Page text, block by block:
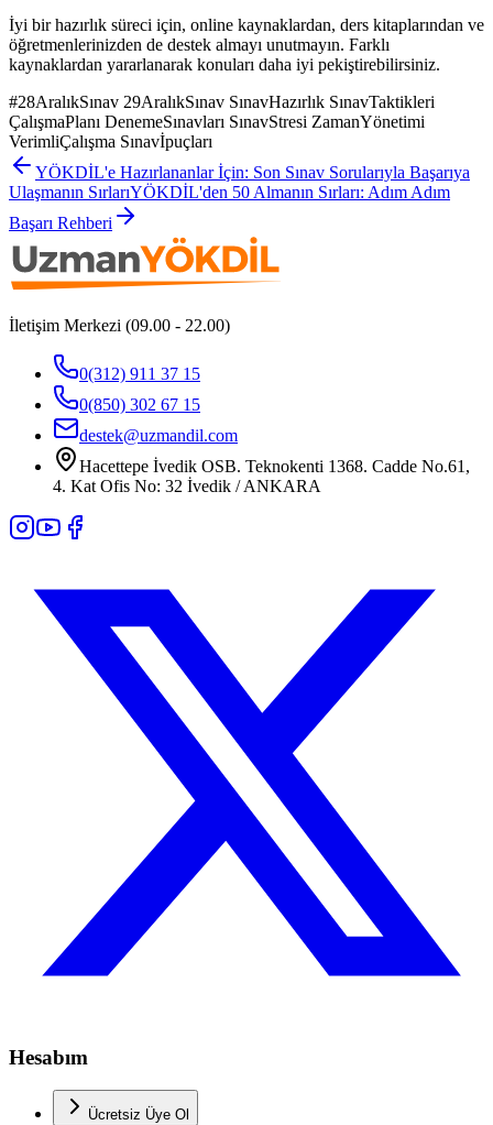
İyi bir hazırlık süreci için, online kaynaklardan, ders kitaplarından ve
öğretmenlerinizden de destek almayı unutmayın. Farklı
kaynaklardan yararlanarak konuları daha iyi pekiştirebilirsiniz.
#28AralıkSınav 29AralıkSınav SınavHazırlık SınavTaktikleri
ÇalışmaPlanı DenemeSınavları SınavStresi ZamanYönetimi
VerimliÇalışma Sınavİpuçları
YÖKDİL'e Hazırlananlar İçin: Son Sınav Sorularıyla Başarıya
Ulaşmanın SırlarıYÖKDİL'den 50 Almanın Sırları: Adım Adım
Başarı Rehberi
İletişim Merkezi (09.00 - 22.00)
0(312) 911 37 15
0(850) 302 67 15
destek@uzmandil.com
Hacettepe İvedik OSB. Teknokenti 1368. Cadde No.61,
4. Kat Ofis No: 32 İvedik / ANKARA
Hesabım
Ücretsiz Üye Ol